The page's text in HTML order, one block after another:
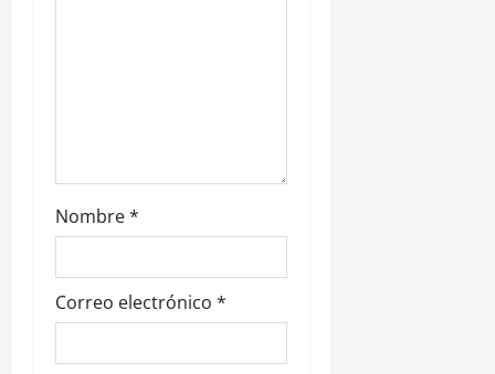
s
Nombre*
Correo electrónico *